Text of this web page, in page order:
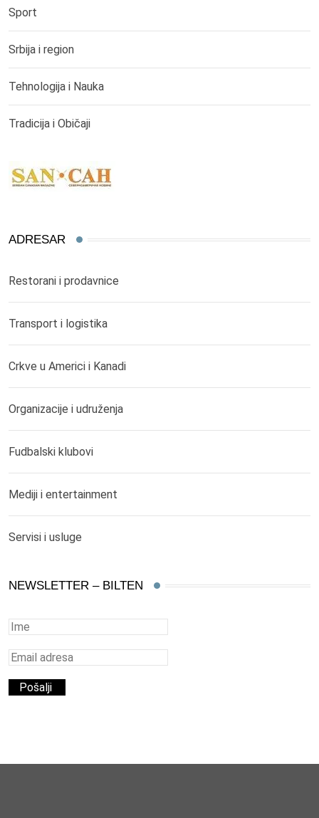
Sport
Srbija i region
Tehnologija i Nauka
Tradicija i Običaji
ADRESAR
Restorani i prodavnice
Transport i logistika
Crkve u Americi i Kanadi
Organizacije i udruženja
Fudbalski klubovi
Mediji i entertainment
Servisi i usluge
NEWSLETTER – BILTEN